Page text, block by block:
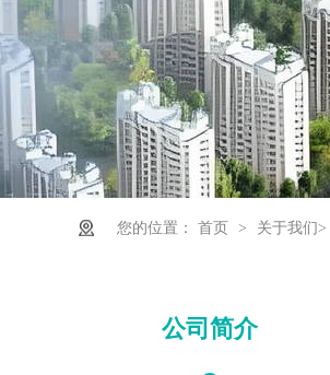
您的位置： 首页 > 关于我们>
公司简介